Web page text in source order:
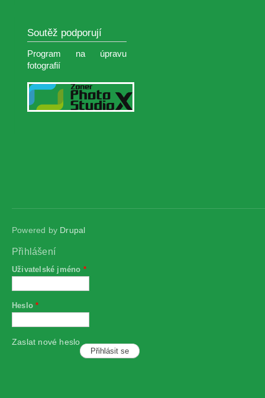
Soutěž podporují
Program na úpravu
fotografií
Powered by Drupal
Přihlášení
Uživatelské jméno *
Heslo*
Zaslat nové heslo